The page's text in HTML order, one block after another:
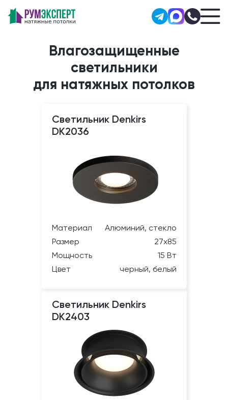
Влагозащищенные
светильники
для натяжных потолков
Светильник Denkirs
DK2036
Материал
Алюминий, стекло
Размер
27х85
Мощность
15 Вт
Цвет
черный, белый
Светильник Denkirs
DK2403